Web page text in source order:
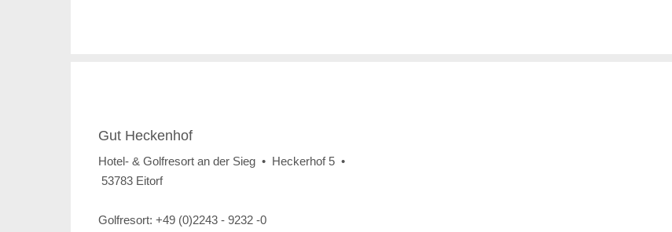
Gut Heckenhof
Hotel- & Golfresort an der Sieg • Heckerhof 5 •
53783 Eitorf
Golfresort: +49 (0)2243 - 9232 -0